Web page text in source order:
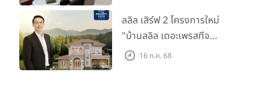
ราชพฤกษ์-345" มูลค่า 600
ลบ.
ลลิล เสิร์ฟ 2 โครงการใหม่
"บ้านลลิล เดอะเพรสทีจ
ราชบุรี" และ "ไลโอ ราชบุรี"
16 ก.ค. 68